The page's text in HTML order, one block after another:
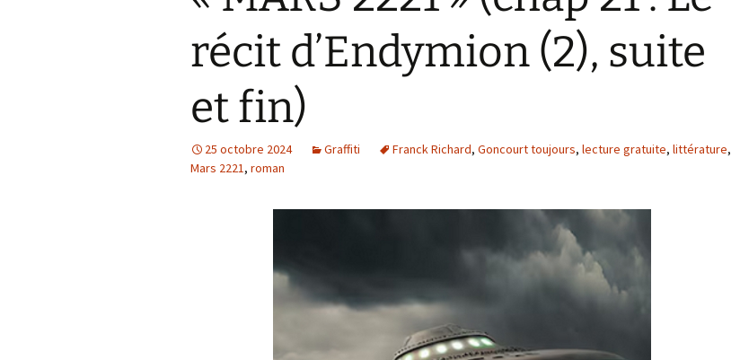
récit d’Endymion (2), suite
et fin)
25 octobre 2024 Graffiti Franck Richard, Goncourt toujours, lecture gratuite, littérature,
Mars 2221, roman